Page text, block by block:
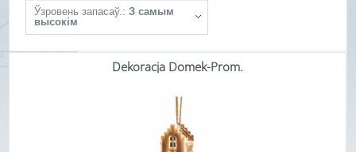
Ўзровень запасаў.: З самым
высокім
Dekoracja Domek-Prom.